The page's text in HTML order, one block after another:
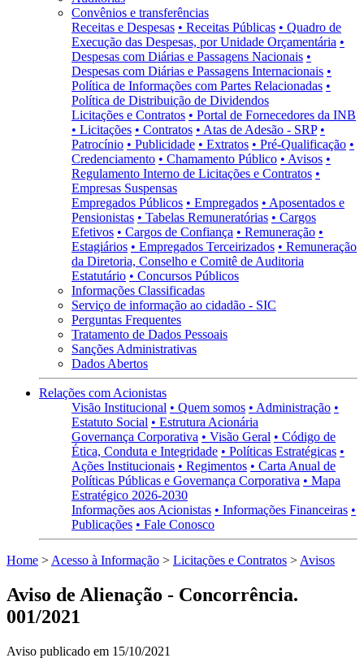
Convênios e transferências
Receitas e Despesas • Receitas Públicas • Quadro de
Execução das Despesas, por Unidade Orçamentária •
Despesas com Diárias e Passagens Nacionais •
Despesas com Diárias e Passagens Internacionais •
Política de Informações com Partes Relacionadas •
Política de Distribuição de Dividendos
Licitações e Contratos • Portal de Fornecedores da INB
• Licitações • Contratos • Atas de Adesão - SRP •
Patrocínio • Publicidade • Extratos • Pré-Qualificação •
Credenciamento • Chamamento Público • Avisos •
Regulamento Interno de Licitações e Contratos •
Empresas Suspensas
Empregados Públicos • Empregados • Aposentados e
Pensionistas • Tabelas Remuneratórias • Cargos
Efetivos • Cargos de Confiança • Remuneração •
Estagiários • Empregados Terceirizados • Remuneração
da Diretoria, Conselho e Comitê de Auditoria
Estatutário • Concursos Públicos
Informações Classificadas
Serviço de informação ao cidadão - SIC
Perguntas Frequentes
Tratamento de Dados Pessoais
Sanções Administrativas
Dados Abertos
Relações com Acionistas
Visão Institucional • Quem somos • Administração •
Estatuto Social • Estrutura Acionária
Governança Corporativa • Visão Geral • Código de
Ética, Conduta e Integridade • Políticas Estratégicas •
Ações Institucionais • Regimentos • Carta Anual de
Políticas Públicas e Governança Corporativa • Mapa
Estratégico 2026-2030
Informações aos Acionistas • Informações Financeiras •
Publicações • Fale Conosco
Home > Acesso à Informação > Licitações e Contratos > Avisos
Aviso de Alienação - Concorrência.
001/2021
Aviso publicado em 15/10/2021